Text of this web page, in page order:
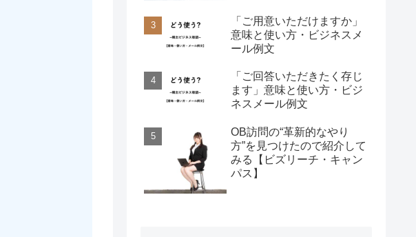
「ご用意いただけますか」
意味と使い方・ビジネスメ
ール例文
「ご回答いただきたく存じ
ます」意味と使い方・ビジ
ネスメール例文
OB訪問の“革新的なやり
方”を見つけたので紹介して
みる【ビズリーチ・キャン
パス】